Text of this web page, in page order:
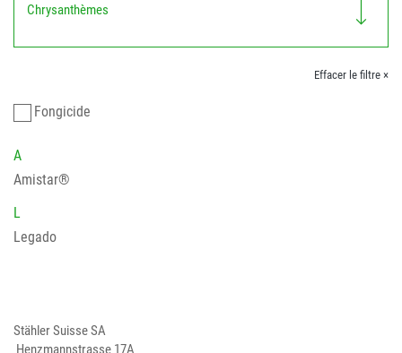
Chrysanthèmes
Effacer le filtre ×
Fongicide
A
Amistar®
L
Legado
Stähler Suisse SA
Henzmannstrasse 17A